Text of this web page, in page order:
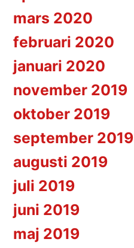
mars 2020
februari 2020
januari 2020
november 2019
oktober 2019
september 2019
augusti 2019
juli 2019
juni 2019
maj 2019